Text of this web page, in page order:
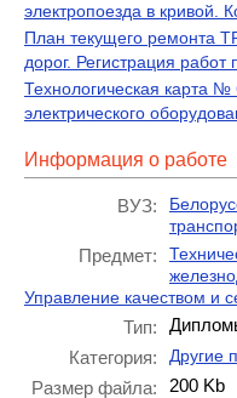
электропоезда в кривой.
План текущего ремонта
дорог. Регистрация работ
Технологическая карта №
электрического
Информация о работе
ВУЗ:
Предмет:
Управление качеством и
Тип:
Категория:
Другие
Размер файла:
200 Kb